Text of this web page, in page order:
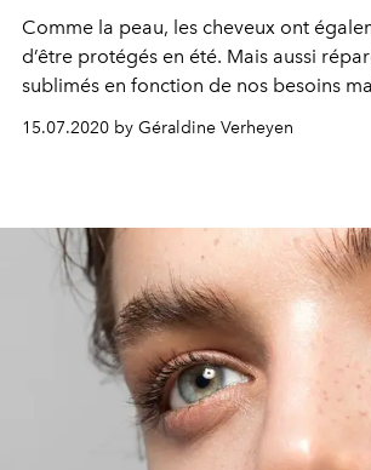
Comme la peau, les cheveux ont
d’être protégés en été. Mais aussi
sublimés en fonction de nos besoins
façon dont ils ont été abîmés. Tour
à adopter avant et après la plage, mais
15.07.2020 by Géraldine Verheyen